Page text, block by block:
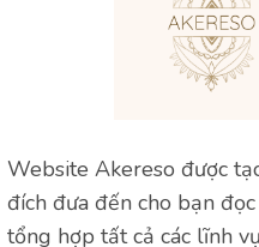
Website Akereso được
đích đưa đến cho bạn
tổng hợp tất cả các lĩnh